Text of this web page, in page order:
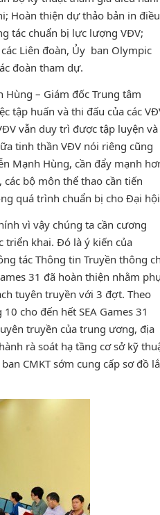
Hoàn thiện dự thảo bản in điều
tác chuẩn bị lực lượng VĐV;
Liên đoàn, Ủy ban Olympic
đoàn tham dự.
Hùng – Giám đốc Trung tâm
tập huấn và thi đấu của các
vẫn duy trì được tập luyện và
tinh thần VĐV nói riêng cũng
Mạnh Hùng, cần đẩy mạnh
bộ môn thể thao cần tiến
quá trình chuẩn bị cho Đại
vì vậy chúng ta cần cương
triển khai. Đó là ý kiến của
tác Thông tin Truyền thông
31 đã hoàn thiện nhằm
tuyên truyền với 3 đợt. Theo
cho đến hết SEA Games 31
truyền của trung ương, địa
rà soát hạ tầng cơ sở kỹ
CMKT sớm cung cấp sơ đồ